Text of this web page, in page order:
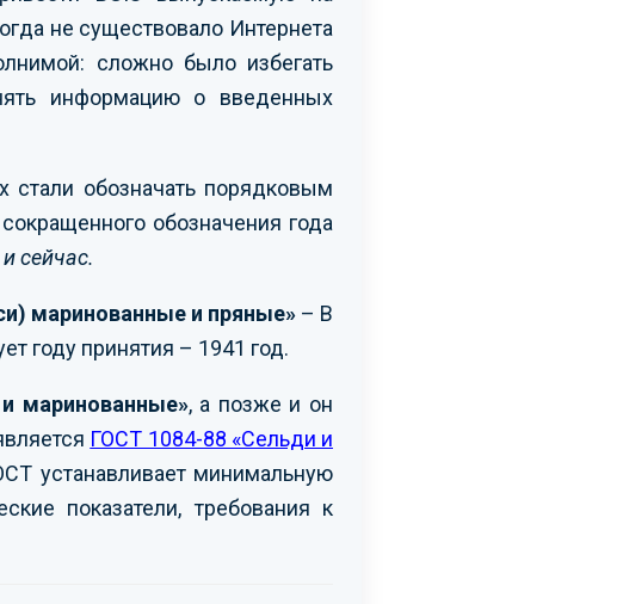
не существовало Интернета
сложно было избегать
информацию о введенных
обозначать порядковым
обозначения года
сейчас.
маринованные и пряные»– В
году принятия – 1941 год.
маринованные», а позже и он
ГОСТ 1084-88 «Сельди и
устанавливает минимальную
показатели, требования к